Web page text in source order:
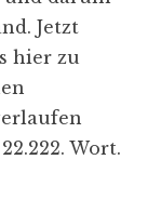
Jetzt
hier zu
Wort.